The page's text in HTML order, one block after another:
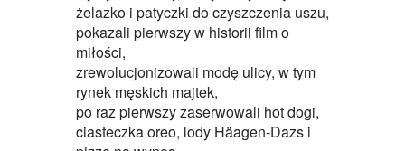
żelazko i patyczki do czyszczenia uszu,
pokazali pierwszy w historii film o
miłości,
zrewolucjonizowali modę ulicy, w tym
rynek męskich majtek,
po raz pierwszy zaserwowali hot dogi,
ciasteczka oreo, lody Häagen-Dazs i